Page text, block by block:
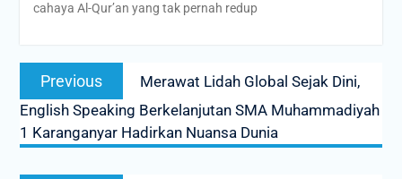
cahaya Al-Qur’an yang tak pernah redup
Post
navigation
Previous
post:
Merawat Lidah Global Sejak Dini,
English Speaking Berkelanjutan SMA Muhammadiyah
1 Karanganyar Hadirkan Nuansa Dunia